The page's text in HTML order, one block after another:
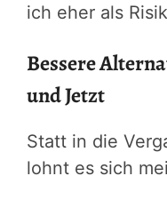
ich eher als
Bessere
und Jetzt
Statt in die
lohnt es sich